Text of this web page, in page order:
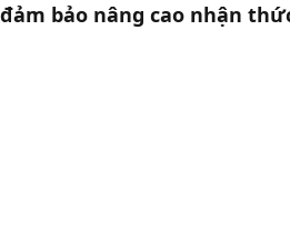
đảm bảo nâng cao nhận